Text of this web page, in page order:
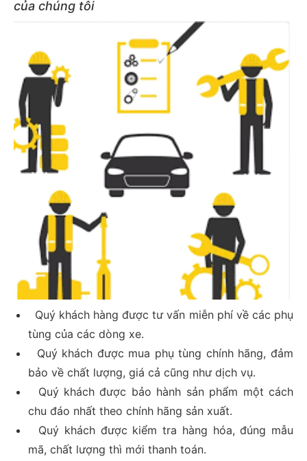
của chúng tôi
Quý khách hàng được tư vấn miễn phí về các phụ
tùng của các dòng xe.
Quý khách được mua phụ tùng chính hãng, đảm
bảo về chất lượng, giá cả cũng như dịch vụ.
Quý khách được bảo hành sản phẩm một cách
chu đáo nhất theo chính hãng sản xuất.
Quý khách được kiểm tra hàng hóa, đúng mẫu
mã, chất lượng thì mới thanh toán.